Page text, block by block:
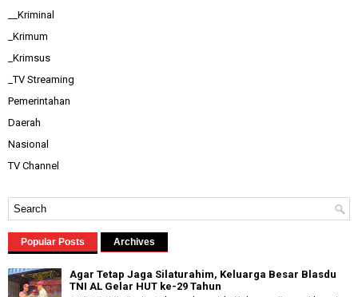
__Kriminal
_Krimum
_Krimsus
_TV Streaming
Pemerintahan
Daerah
Nasional
TV Channel
Popular Posts Archives
Agar Tetap Jaga Silaturahim, Keluarga Besar Blasdu
TNI AL Gelar HUT ke-29 Tahun